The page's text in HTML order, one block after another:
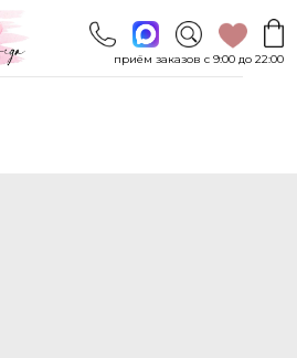
приём заказов с 9:00 до 22:00